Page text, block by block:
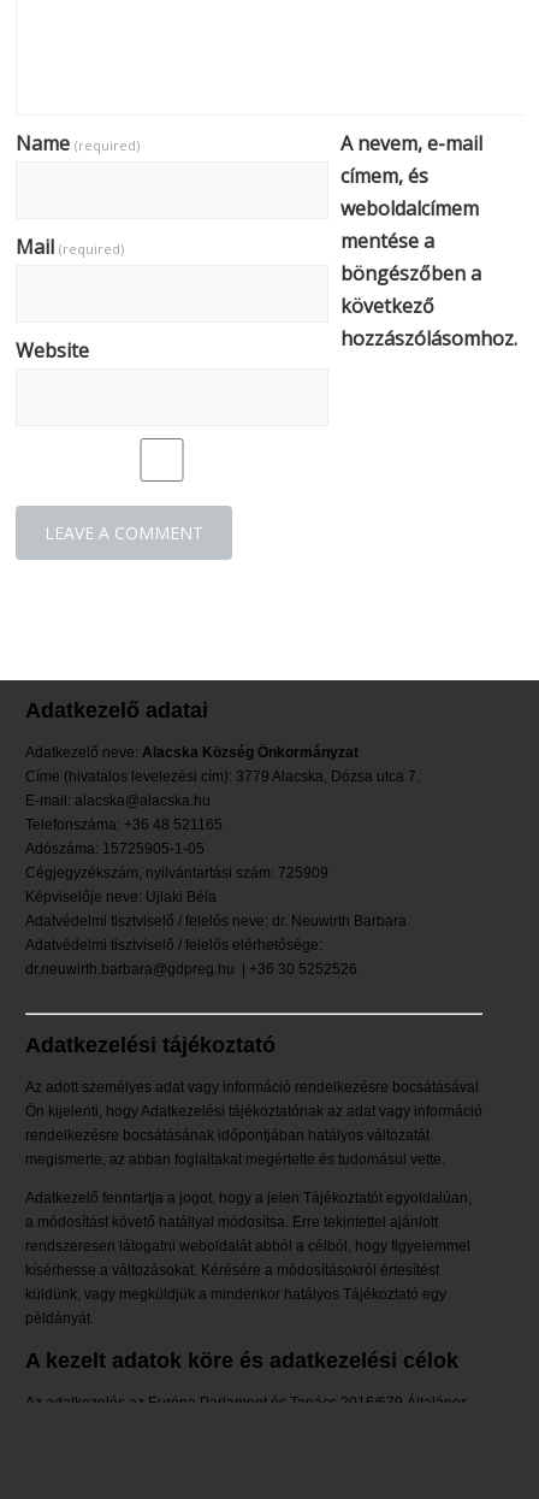
Name(required)
Mail(required)
Website
A nevem, e-mail
címem, és
weboldalcímem
mentése a
böngészőben a
következő
hozzászólásomhoz.